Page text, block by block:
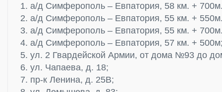
а/д Симферополь – Евпатория, 58 км. +
а/д Симферополь – Евпатория, 55 км. +
а/д Симферополь – Евпатория, 55 км. +
а/д Симферополь – Евпатория, 57 км. +
ул. 2 Гвардейской Армии, от дома №93 до
ул. Чапаева, д. 18;
пр-к Ленина, д. 25В;